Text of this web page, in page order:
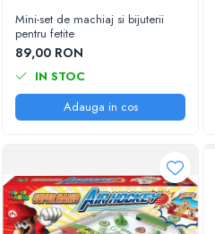
Mini-set de machiaj si bijuterii
pentru fetite
89,00 RON
IN STOC
Adauga in cos